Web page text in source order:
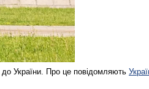
до України. Про це повідомляють